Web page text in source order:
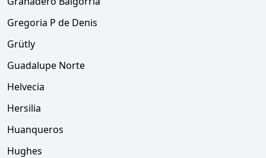
Gregoria P de Denis
Grütly
Guadalupe Norte
Helvecia
Hersilia
Huanqueros
Hughes